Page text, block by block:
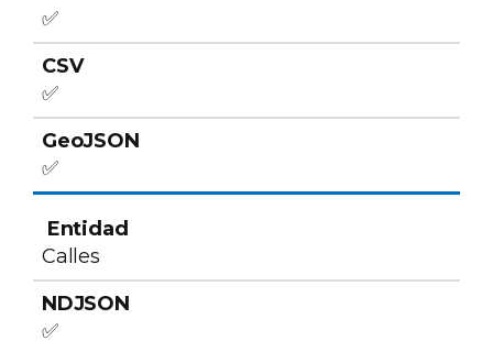
✅
✅
✅
Calles
✅